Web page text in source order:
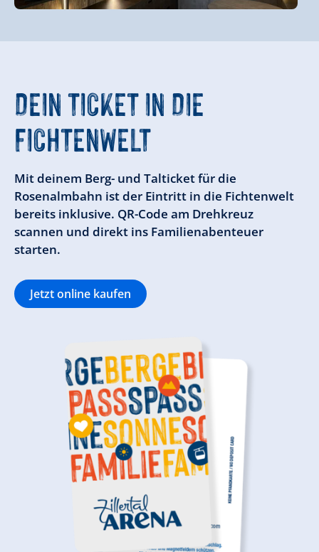
DEIN TICKET IN DIE
FICHTENWELT
Mit deinem Berg- und Talticket für die
Rosenalmbahn ist der Eintritt in die Fichtenwelt
bereits inklusive. QR-Code am Drehkreuz
scannen und direkt ins Familienabenteuer
starten.
Jetzt online kaufen